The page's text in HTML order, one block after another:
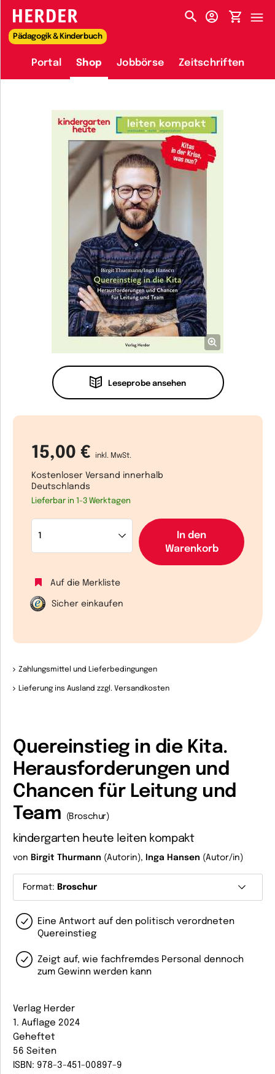
HERDER-MENÜ
Pädagogik & Kinderbuch
Portal Shop Jobbörse Zeitschriften
Leseprobe ansehen
15,00 € inkl. MwSt.
Kostenloser Versand innerhalb
Deutschlands
Lieferbar in 1-3 Werktagen
In den
Warenkorb
Auf die Merkliste
Sicher einkaufen
Zahlungsmittel und Lieferbedingungen
Lieferung ins Ausland zzgl. Versandkosten
Quereinstieg in die Kita.
Herausforderungen und
Chancen für Leitung und
Team
(Broschur)
kindergarten heute leiten kompakt
von Birgit Thurmann (Autorin), Inga Hansen (Autor/in)
Format: Broschur
Eine Antwort auf den politisch verordneten
Quereinstieg
Zeigt auf, wie fachfremdes Personal dennoch
zum Gewinn werden kann
Verlag Herder
1. Auflage 2024
Geheftet
56 Seiten
ISBN: 978-3-451-00897-9